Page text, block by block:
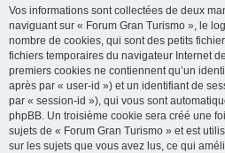
Vos informations sont collectées de deux
naviguant sur « Forum Gran Turismo », le
nombre de cookies, qui sont des petits
fichiers temporaires du navigateur Internet
premiers cookies ne contiennent qu’un
après par « user-id ») et un identifiant de
par « session-id »), qui vous sont
phpBB. Un troisième cookie sera créé une
sujets de « Forum Gran Turismo » et est
sur les sujets que vous avez lus, ce qui